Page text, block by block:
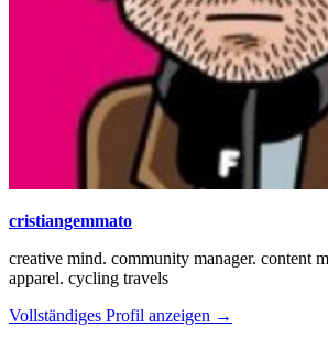
cristiangemmato
creative mind. community manager. content
apparel. cycling travels
Vollständiges Profil anzeigen →